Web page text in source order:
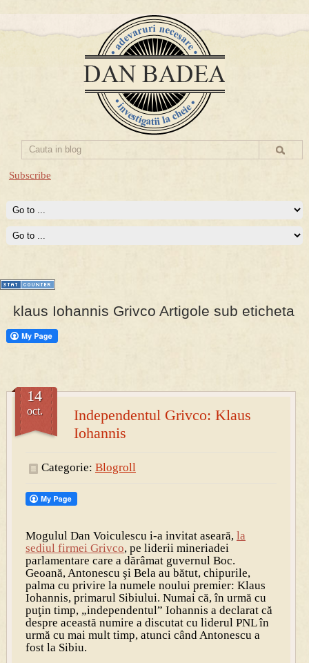
Subscribe
PRESA
Prima mea carte publicata (Nemira)
Averea Presedintelui: prima lucrare despre controversatele
conturi secrete ale Securitatii.
klaus Iohannis Grivco Artigole sub eticheta
Independentul Grivco: Klaus
Iohannis
14
oct.
Categorie: Blogroll
Mogulul Dan Voiculescu i-a invitat aseară, la
sediul firmei Grivco, pe liderii mineriadei
parlamentare care a dărâmat guvernul Boc.
Geoană, Antonescu şi Bela au bătut, chipurile,
palma cu privire la numele noului premier: Klaus
Iohannis, primarul Sibiului. Numai că, în urmă cu
puţin timp, „independentul” Iohannis a declarat că
despre această numire a discutat cu liderul PNL în
urmă cu mai mult timp, atunci când Antonescu a
fost la Sibiu.